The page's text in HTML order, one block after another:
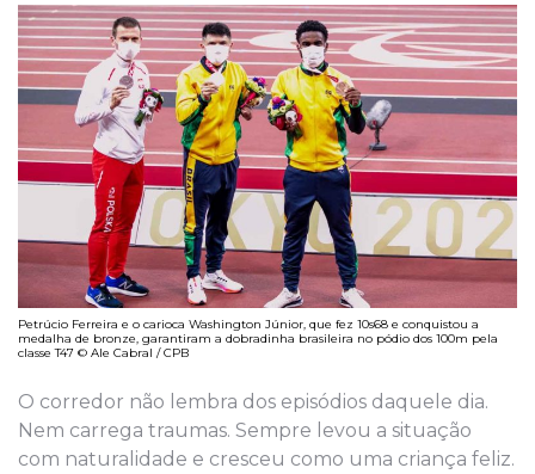
Petrúcio Ferreira e o carioca Washington Júnior, que fez 10s68 e conquistou a
medalha de bronze, garantiram a dobradinha brasileira no pódio dos 100m pela
classe T47 © Ale Cabral / CPB
O corredor não lembra dos episódios daquele dia.
Nem carrega traumas. Sempre levou a situação
com naturalidade e cresceu como uma criança feliz.